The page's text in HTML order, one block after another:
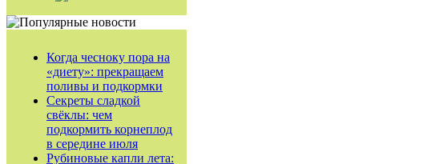
Когда чесноку пора на
«диету»: прекращаем
поливы и подкормки
Секреты сладкой
свёклы: чем
подкормить корнеплод
в середине июля
Рубиновые капли лета: